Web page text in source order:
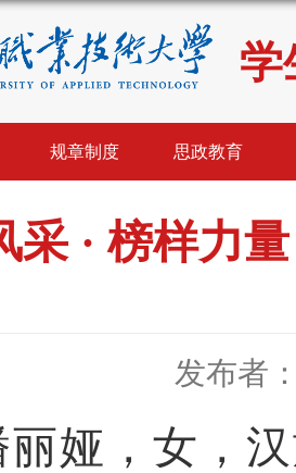
学
规章制度 思政教育
采 · 榜样力
发布者
，女，汉